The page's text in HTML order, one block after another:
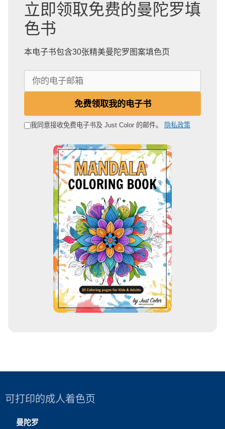
立即领取免费的曼陀罗填
色书
本电子书包含30张精美曼陀罗图案填色页
邮
免费领取我的电子书
我同意接收免费电子书及 Just Color 的邮件。 隐私政策
可打印的成人着色页
曼陀罗